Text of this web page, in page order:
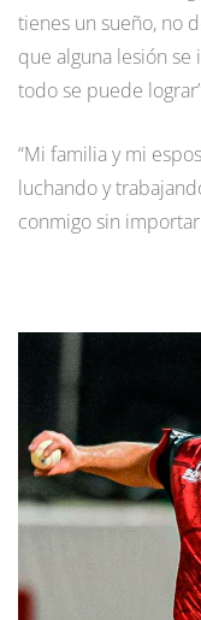
tienes un sueño, no
que alguna lesión
todo se puede
“Mi familia y mi
luchando y
conmigo sin